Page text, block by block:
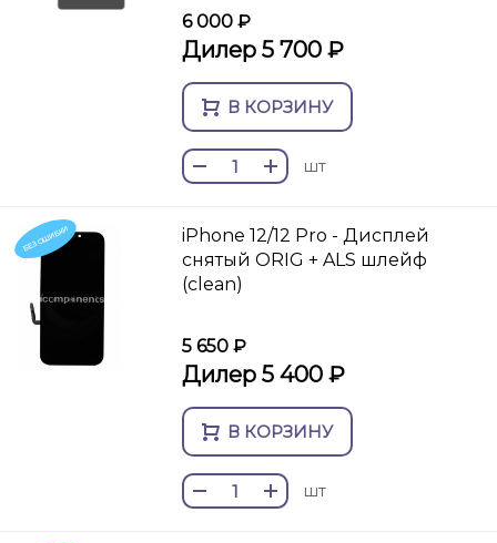
6 000 ₽
Дилер 5 700 ₽
В КОРЗИНУ
шт
БЕЗ ОШИБКИ
iPhone 12/12 Pro - Дисплей
снятый ORIG + ALS шлейф
(clean)
5 650 ₽
Дилер 5 400 ₽
В КОРЗИНУ
шт